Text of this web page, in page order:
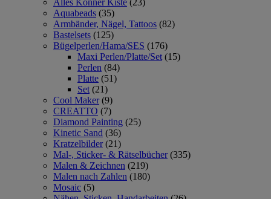
Alles Könner Kiste (23)
Aquabeads (35)
Armbänder, Nägel, Tattoos (82)
Bastelsets (125)
Bügelperlen/Hama/SES (176)
Maxi Perlen/Platte/Set (15)
Perlen (84)
Platte (51)
Set (21)
Cool Maker (9)
CREATTO (7)
Diamond Painting (25)
Kinetic Sand (36)
Kratzelbilder (21)
Mal-, Sticker- & Rätselbücher (335)
Malen & Zeichnen (219)
Malen nach Zahlen (180)
Mosaic (5)